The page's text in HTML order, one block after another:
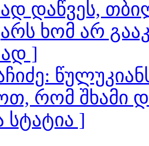
დაწვეს,
ხომ არ
]
რომ შხამი
სტატია ]